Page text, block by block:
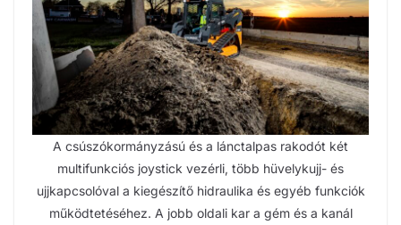
A csúszókormányzású és a lánctalpas rakodót két
multifunkciós joystick vezérli, több hüvelykujj- és
ujjkapcsolóval a kiegészítő hidraulika és egyéb funkciók
működtetéséhez. A jobb oldali kar a gém és a kanál